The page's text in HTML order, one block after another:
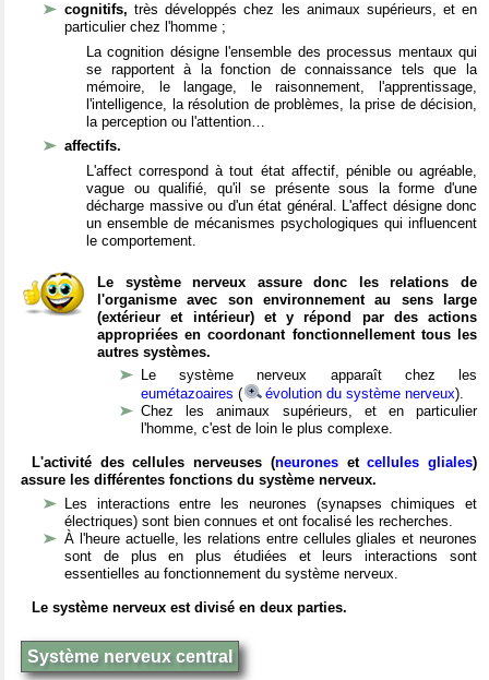
cognitifs,très développés chez les animaux supérieurs, et en
particulier chez l'homme ;
La cognition désigne l'ensemble des processus mentaux qui
se rapportent à la fonction de connaissance tels que la
mémoire, le langage, le raisonnement, l'apprentissage,
l'intelligence, la résolution de problèmes, la prise de décision,
la perception ou l'attention…
affectifs.
L'affect correspond à tout état affectif, pénible ou agréable,
vague ou qualifié, qu'il se présente sous la forme d'une
décharge massive ou d'un état général. L'affect désigne donc
un ensemble de mécanismes psychologiques qui influencent
le comportement.
Le système nerveux assure donc les relations de
l'organisme avec son environnement au sens large
(extérieur et intérieur) et y répond par des actions
appropriées en coordonant fonctionnellement tous les
autres systèmes.
Le système nerveux apparaît chez les
eumétazoaires ( évolution du système nerveux).
Chez les animaux supérieurs, et en particulier
l'homme, c'est de loin le plus complexe.
L'activité des cellules nerveuses (neuronesetcellules gliales)
assure les différentes fonctions du système nerveux.
Les interactions entre les neurones (synapses chimiques et
électriques) sont bien connues et ont focalisé les recherches.
À l'heure actuelle, les relations entre cellules gliales et neurones
sont de plus en plus étudiées et leurs interactions sont
essentielles au fonctionnement du système nerveux.
Le système nerveux est divisé en deux parties.
Système nerveux central